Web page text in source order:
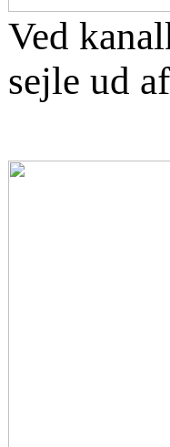
Ved
sejle ud